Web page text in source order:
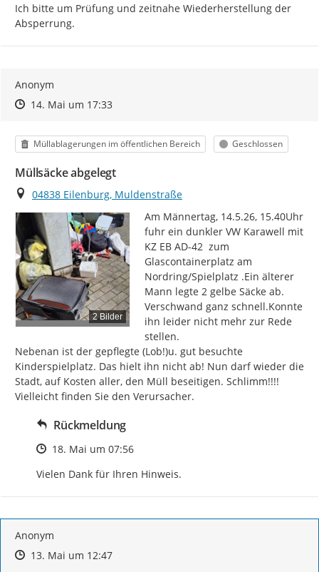
Ich bitte um Prüfung und zeitnahe Wiederherstellung der
Absperrung.
Anonym
Zeitpunkt des Erstellens
Zeitpunkt des Erstellens
14. Mai um 17:33Zur Äußerung
Kategorie
Müllablagerungen im öffentlichen Bereich Status
Geschlossen
Müllsäcke abgelegt
Ort
04838 Eilenburg, Muldenstraße
2 Bilder
Am Männertag, 14.5.26, 15.40Uhr
fuhr ein dunkler VW Karawell mit
KZ EB AD-42  zum
Glascontainerplatz am
Nordring/Spielplatz .Ein älterer
Mann legte 2 gelbe Säcke ab.
Verschwand ganz schnell.Konnte
ihn leider nicht mehr zur Rede
stellen.
Nebenan ist der gepflegte (Lob!)u. gut besuchte
Kinderspielplatz. Das hielt ihn nicht ab! Nun darf wieder die
Stadt, auf Kosten aller, den Müll beseitigen. Schlimm!!!!
Vielleicht finden Sie den Verursacher.
Rückmeldung
Zeitpunkt des Erstellens
18. Mai um 07:56
Vielen Dank für Ihren Hinweis.
Anonym
Zeitpunkt des Erstellens
Zeitpunkt des Erstellens
13. Mai um 12:47Zur Äußerung